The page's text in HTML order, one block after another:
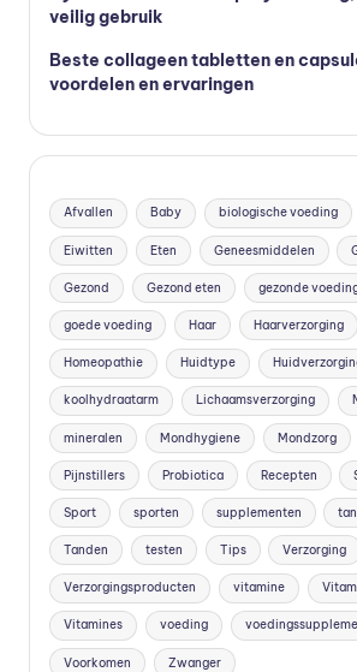
veilig gebruik
Beste collageen tabletten en
voordelen en ervaringen
Afvallen Baby biologische voeding
Eiwitten Eten Geneesmiddelen
Gezond Gezond eten gezonde
goede voeding Haar Haarverzorging
Homeopathie Huidtype
koolhydraatarm Lichaamsverzorging
mineralen Mondhygiene Mondzorg
Pijnstillers Probiotica Recepten
Sport sporten supplementen
Tanden testen Tips Verzorging
Verzorgingsproducten vitamine
Vitamines voeding
Voorkomen Zwanger